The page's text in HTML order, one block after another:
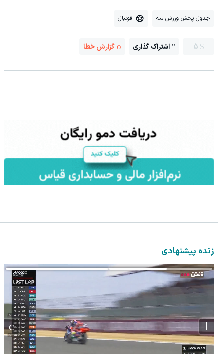
جدول پخش ورزش سه فوتبال
5 اشتراک گذاری گزارش خطا
زنده پیشنهادی